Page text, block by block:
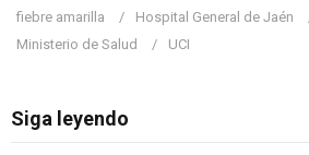
fiebre amarilla
Hospital General de Jaén
Ministerio de Salud
UCI
Siga leyendo